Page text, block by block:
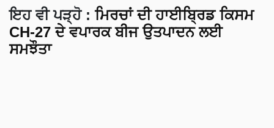
ਇਹ ਵੀ ਪੜ੍ਹੋ : ਮਿਰਚਾਂ ਦੀ ਹਾਈਬ੍ਰਿਡ ਕਿਸਮ
CH-27 ਦੇ ਵਪਾਰਕ ਬੀਜ ਉਤਪਾਦਨ ਲਈ
ਸਮਝੌਤਾ